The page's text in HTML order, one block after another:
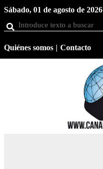
Sábado, 01 de agosto de 2026
Quiénes somos Contacto